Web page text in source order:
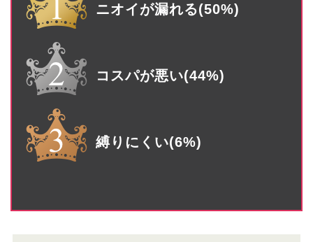
ニオイが漏れる(50%)
コスパが悪い(44%)
縛りにくい(6%)